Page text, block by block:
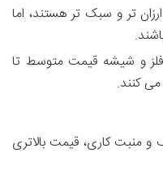
میزهای MDF ارزان تر و سبک تر هستند، اما
فلز و شیشه قیمت متوسط تا
می کنند.
منبت کاری، قیمت بالاتری